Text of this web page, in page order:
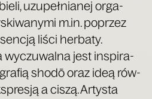
uzu­peł­nia­nej orga­
m.in. poprzez
liści her­ba­ty.
wyczu­wal­na jest inspi­ra­
sho­dō oraz ideą rów­
a ciszą. Arty­sta